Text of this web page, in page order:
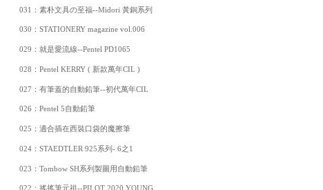
031：素朴文具の至福--Midori 黃銅系列
030：STATIONERY magazine vol.006
029：就是愛流線--Pentel PD1065
028：Pentel KERRY ( 新款萬年CIL )
027：有筆蓋的自動鉛筆--初代萬年CIL
026：Pentel 5自動鉛筆
025：適合插在西裝口袋的魔擦筆
024：STAEDTLER 925系列- 6之1
023：Tombow SH系列製圖用自動鉛筆
022：搖搖筆元祖--PILOT 2020 YOUNG